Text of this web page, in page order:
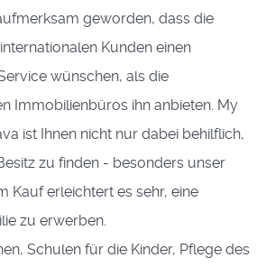
geworden, dass die
Kunden einen
wünschen, als die
Immobilienbüros ihn anbieten. My
ist Ihnen nicht nur dabei behilflich,
zu finden - besonders unser
Kauf erleichtert es sehr, eine
zu erwerben.
Schulen für die Kinder, Pflege des